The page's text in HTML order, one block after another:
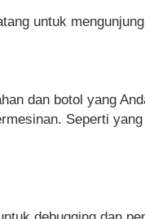
untuk
dan botol yang
Seperti